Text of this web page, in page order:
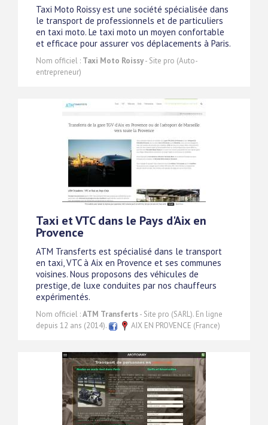
Taxi Moto Roissy est une société spécialisée dans
le transport de professionnels et de particuliers
en taxi moto. Le taxi moto un moyen confortable
et efficace pour assurer vos déplacements à Paris.
Nom officiel : Taxi Moto Roissy- Site pro (Auto-
entrepreneur)
Taxi et VTC dans le Pays d'Aix en
Provence
ATM Transferts est spécialisé dans le transport
en taxi, VTC à Aix en Provence et ses communes
voisines. Nous proposons des véhicules de
prestige, de luxe conduites par nos chauffeurs
expérimentés.
Nom officiel :ATM Transferts- Site pro (SARL). En ligne
depuis 12 ans (2014).
AIX EN PROVENCE (France)